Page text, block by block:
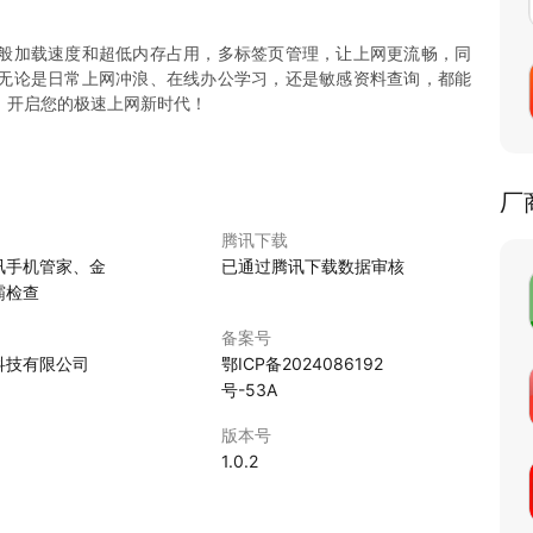
加载速度和超低内存占用，多标签页管理，让上网更流畅，同
论是日常上网冲浪、在线办公学习，还是敏感资料查询，都能
启您的极速上网新时代！
手机管家、金
检查
腾讯下载
已通过腾讯下载数据审核
有限公司
备案号
鄂ICP备2024086192
号-53A
版本号
1.0.2
厂